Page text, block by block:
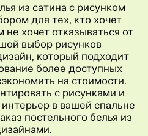
из сатина с рисунком
для тех, кто хочет
хочет отказываться от
выбор рисунков
который подходит
более доступных
на стоимости.
с рисунками и
в вашей спальне
постельного белья из